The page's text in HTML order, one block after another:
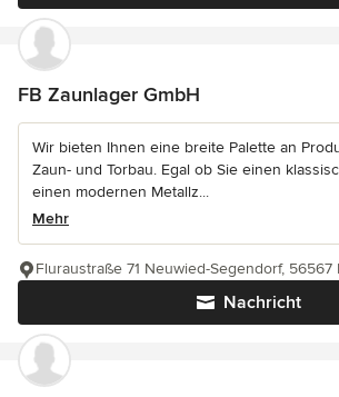
FB Zaunlager GmbH
Wir bieten Ihnen eine breite Palette an
Zaun- und Torbau. Egal ob Sie einen
einen modernen Metallz...
Mehr
Nachricht
Fluraustraße 71 Neuwied-Segendorf,